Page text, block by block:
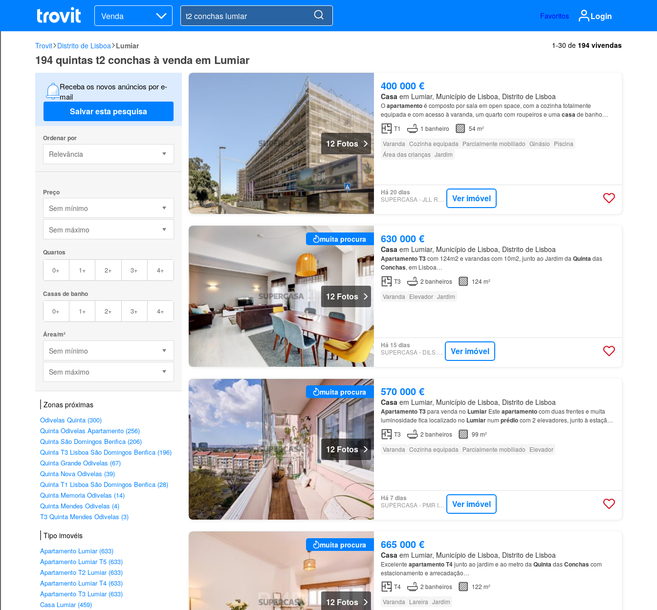
Venda Favoritos Login
Trovit Distrito de Lisboa Lumiar 1-30 de 194 vivendas
194 quintas t2 conchas à venda em Lumiar
Receba os novos anúncios por e-
mail
Salvar esta pesquisa
Ordenar por
Relevância
Preço
Sem mínimo
Sem máximo
Quartos
0+ 1+ 2+ 3+ 4+
Casas de banho
0+ 1+ 2+ 3+ 4+
Área/m²
Sem mínimo
Sem máximo
Zonas próximas
Odivelas Quinta (300)
Quinta Odivelas Apartamento (256)
Quinta São Domingos Benfica (206)
Quinta T3 Lisboa São Domingos Benfica (196)
Quinta Grande Odivelas (67)
Quinta Nova Odivelas (39)
Quinta T1 Lisboa São Domingos Benfica (28)
Quinta Memoria Odivelas (14)
Quinta Mendes Odivelas (4)
T3 Quinta Mendes Odivelas (3)
Tipo imovéis
Apartamento Lumiar (633)
Apartamento Lumiar T5 (633)
Apartamento T2 Lumiar (633)
Apartamento Lumiar T4 (633)
Apartamento T3 Lumiar (633)
Casa Lumiar (459)
12 Fotos
400 000 €
Casaem Lumiar, Município de Lisboa, Distrito de Lisboa
Oapartamentoé composto por sala em open space, com a cozinha totalmente
equipada e com acesso à varanda, um quarto com roupeiros e uma casade banho…
T1
1 banheiro
54 m²
Varanda Cozinha equipada Parcialmente mobiliado Ginásio Piscina
Área das crianças Jardim
Há 20 dias
Ver imóvel
muita procura
12 Fotos
630 000 €
Casaem Lumiar, Município de Lisboa, Distrito de Lisboa
ApartamentoT3com 124m2 e varandas com 10m2, junto ao Jardim daQuintadas
Conchas, em Lisboa…
T3
2 banheiros
124 m²
Varanda Elevador Jardim
Há 15 dias
Ver imóvel
muita procura
12 Fotos
570 000 €
Casaem Lumiar, Município de Lisboa, Distrito de Lisboa
ApartamentoT3para venda no LumiarEste apartamentocom duas frentes e muita
luminosidade fica localizado no Lumiarnum prédiocom 2 elevadores, junto à estação
de metro daQuinta Conchas
T3 2 banheiros
99 m²
Varanda Cozinha equipada Parcialmente mobiliado Elevador
Há 7 dias
SUPERCASA - PMR IMOBILIÁRIA Ver imóvel
muita procura
12 Fotos
665 000 €
Casaem Lumiar, Município de Lisboa, Distrito de Lisboa
Excelente apartamentoT4junto ao jardim e ao metro da QuintadasConchas com
estacionamento e arrecadação…
T4
2 banheiros
122 m²
Varanda Lareira Jardim